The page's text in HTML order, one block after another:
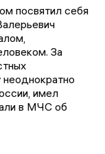
посвятил себя
За
неоднократно
имел
в МЧС об